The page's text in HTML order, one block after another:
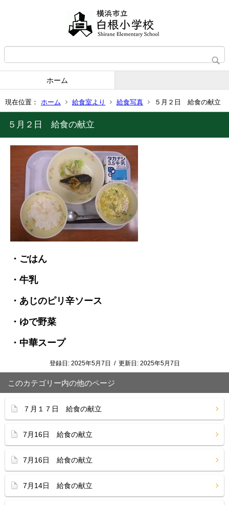
ホーム
現在位置： ホーム 給食室より 給食写真 ５月２日 給食の献立
５月２日 給食の献立
・ごはん
・牛乳
・あじのピリ辛ソース
・ゆで野菜
・中華スープ
登録日: 2025年5月7日 / 更新日: 2025年5月7日
このカテゴリー内の他のページ
７月１７日 給食の献立
7月16日 給食の献立
7月16日 給食の献立
7月14日 給食の献立